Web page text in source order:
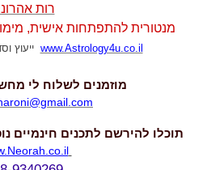
רות
מנטורית להתפתחות אישית,
www.Astrology4u.co.il ייעוץ
מוזמנים לשלוח לי
תוכלו להירשם לתכנים חינמיים